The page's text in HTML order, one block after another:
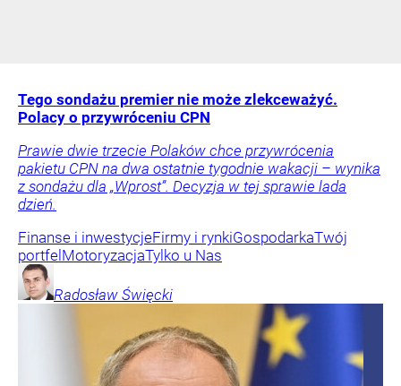
Tego sondażu premier nie może zlekceważyć.
Polacy o przywróceniu CPN
Prawie dwie trzecie Polaków chce przywrócenia
pakietu CPN na dwa ostatnie tygodnie wakacji – wynika
z sondażu dla „Wprost”. Decyzja w tej sprawie lada
dzień.
Finanse i inwestycjeFirmy i rynkiGospodarkaTwój
portfel MotoryzacjaTylko u Nas
Radosław Święcki